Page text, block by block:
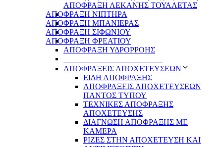
ΑΠΟΦΡΑΞΗ ΛΕΚΑΝΗΣ ΤΟΥΑΛΕΤΑΣ
ΑΠΟΦΡΑΞΗ ΝΙΠΤΗΡΑ
ΑΠΟΦΡΑΞΗ ΜΠΑΝΙΕΡΑΣ
ΑΠΟΦΡΑΞΗ ΣΙΦΩΝΙΟΥ
ΑΠΟΦΡΑΞΗ ΦΡΕΑΤΙΟΥ
ΑΠΟΦΡΑΞΗ ΥΔΡΟΡΡΟΗΣ
ΑΠΟΦΡΑΞΕΙΣ ΑΠΟΧΕΤΕΥΣΕΩΝ
ΕΙΔΗ ΑΠΟΦΡΑΞΗΣ
ΑΠΟΦΡΑΞΕΙΣ ΑΠΟΧΕΤΕΥΣΕΩΝ
ΠΑΝΤΟΣ ΤΥΠΟΥ
ΤΕΧΝΙΚΕΣ ΑΠΟΦΡΑΞΗΣ
ΑΠΟΧΕΤΕΥΣΗΣ
ΔΙΑΓΝΩΣΗ ΑΠΟΦΡΑΞΗΣ ΜΕ
ΚΑΜΕΡΑ
ΡΙΖΕΣ ΣΤΗΝ ΑΠΟΧΕΤΕΥΣΗ ΚΑΙ